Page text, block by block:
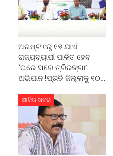
ଅଗଷ୍ଟ ୯ରୁ ୧୭ ଯାଏଁ
ରାଜ୍ୟବ୍ୟାପୀ ପାଳିତ ହେବ
‘ଘରେ ଘରେ ତ୍ରିରଙ୍ଗା’
ଅଭିଯାନ !ପ୍ରତି ଜିଲ୍ଲାକୁ ୧୦…
ଆଜିର ଖବର